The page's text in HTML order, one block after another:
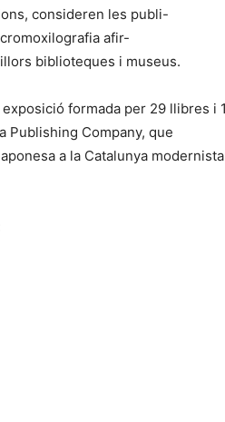
consideren les publi-
afir-
biblioteques i museus.
formada per 29 llibres i
Publishing Company, que
a la Catalunya